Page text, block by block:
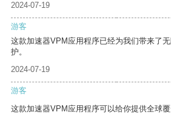
2024-07-19
游客
这款加速器VPM应用程序已经为我们带来了
护。
2024-07-19
游客
这款加速器VPM应用程序可以给你提供全球覆